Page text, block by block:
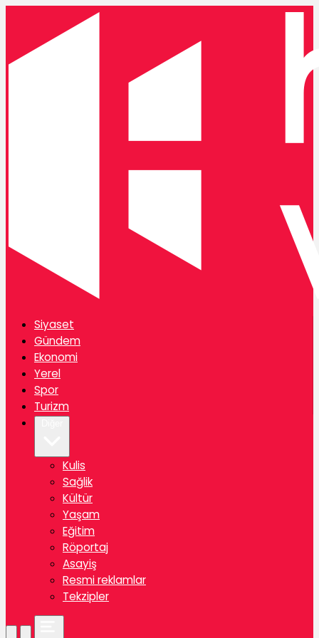
Siyaset
Gündem
Ekonomi
Yerel
Spor
Turizm
Kulis
Sağlik
Kültür
Yaşam
Eğitim
Röportaj
Asayiş
Resmi reklamlar
Tekzipler